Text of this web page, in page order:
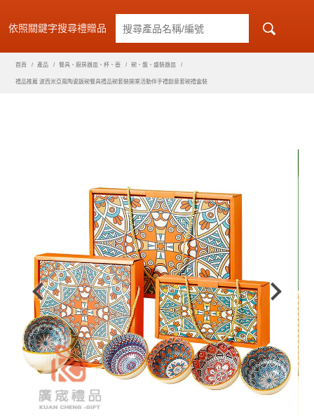
依照關鍵字搜尋禮贈品
首頁 產品 餐具、廚房器皿、杯、壺 碗、盤、盛裝器皿
禮品推薦 波西米亞風陶瓷飯碗餐具禮品碗套裝開業活動伴手禮創意套碗禮盒裝